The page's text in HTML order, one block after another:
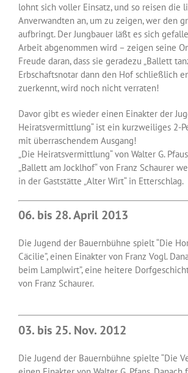
lohnt sich voller Einsatz, und so reisen die
Anverwandten an, um zu zeigen, wer den
aufbringt. Der Jungbauer läßt es sich
Arbeit abgenommen wird – zeigen seine
Freude daran, dass sie geradezu „Ballett
Erbschaftsnotar dann den Hof schließlich
zuerkennt, wird noch nicht verraten!
Davor gibt es wieder einen Einakter der
Heiratsvermittlung“ ist ein kurzweiliges 2-
mit überraschendem Ausgang!
„Die Heiratsvermittlung“ von Walter G.
„Ballett am Jocklhof“ von Franz Schaurer
in der Gaststätte „Alter Wirt“ in Etterschlag.
06. bis 28. April 2013
Die Jugend der Bauernbühne spielt “Die
Cäcilie”, einen Einakter von Franz Vogl.
beim Lamplwirt”, eine heitere
von Franz Schaurer.
03. bis 25. Nov. 2012
Die Jugend der Bauernbühne spielte “Die